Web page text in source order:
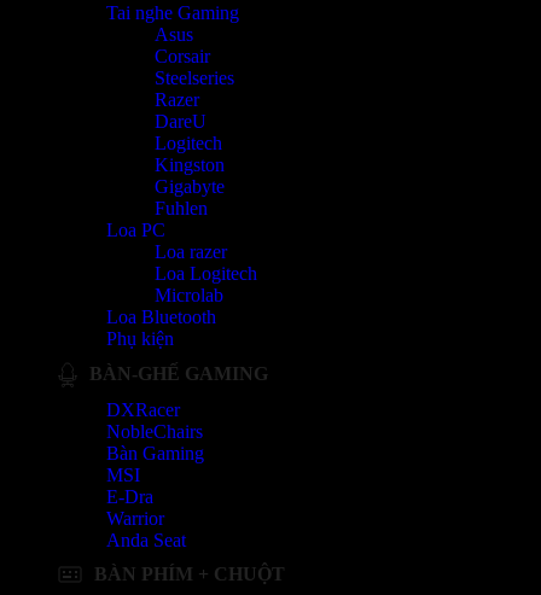
Tai nghe Gaming
Asus
Corsair
Steelseries
Razer
DareU
Logitech
Kingston
Gigabyte
Fuhlen
Loa PC
Loa razer
Loa Logitech
Microlab
Loa Bluetooth
Phụ kiện
BÀN-GHẾ GAMING
DXRacer
NobleChairs
Bàn Gaming
MSI
E-Dra
Warrior
Anda Seat
BÀN PHÍM + CHUỘT